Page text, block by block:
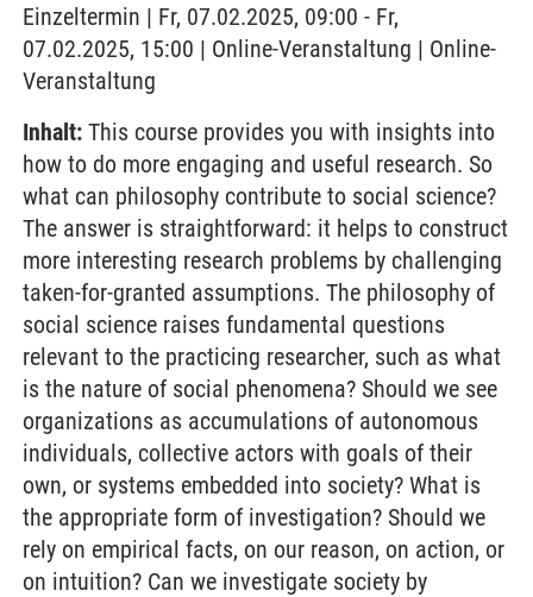
Einzeltermin | Fr, 07.02.2025, 09:00 - Fr,
07.02.2025, 15:00 | Online-Veranstaltung | Online-
Veranstaltung
Inhalt: This course provides you with insights into
how to do more engaging and useful research. So
what can philosophy contribute to social science?
The answer is straightforward: it helps to construct
more interesting research problems by challenging
taken-for-granted assumptions. The philosophy of
social science raises fundamental questions
relevant to the practicing researcher, such as what
is the nature of social phenomena? Should we see
organizations as accumulations of autonomous
individuals, collective actors with goals of their
own, or systems embedded into society? What is
the appropriate form of investigation? Should we
rely on empirical facts, on our reason, on action, or
on intuition? Can we investigate society by